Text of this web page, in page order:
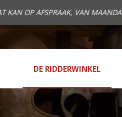
KAN OP AFSPRAAK, VAN
DE RIDDERWINKEL